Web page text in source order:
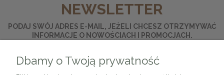
NEWSLETTER
PODAJ SWÓJ ADRES E-MAIL, JEŻELI CHCESZ OTRZYMYWAĆ
INFORMACJE O NOWOŚCIACH I PROMOCJACH.
Dbamy o Twoją prywatność